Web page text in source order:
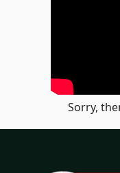
Sorry,